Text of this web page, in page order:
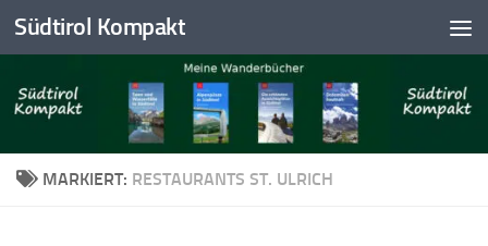
Skip to content
Südtirol Kompakt
MARKIERT: RESTAURANTS ST. ULRICH